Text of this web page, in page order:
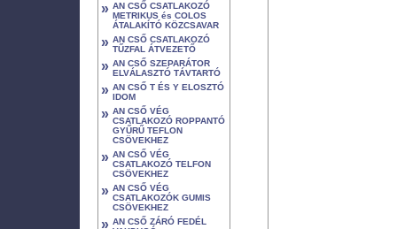
» AN CSŐ CSATLAKOZÓ
METRIKUS és COLOS
ÁTALAKÍTÓ KÖZCSAVAR
» AN CSŐ CSATLAKOZÓ
TŰZFAL ÁTVEZETŐ
» AN CSŐ SZEPARÁTOR
ELVÁLASZTÓ TÁVTARTÓ
» AN CSŐ T ÉS Y ELOSZTÓ
IDOM
» AN CSŐ VÉG
CSATLAKOZÓ ROPPANTÓ
GYŰRŰ TEFLON
CSÖVEKHEZ
» AN CSŐ VÉG
CSATLAKOZÓ TELFON
CSÖVEKHEZ
» AN CSŐ VÉG
CSATLAKOZÓK GUMIS
CSÖVEKHEZ
» AN CSŐ ZÁRÓ FEDÉL